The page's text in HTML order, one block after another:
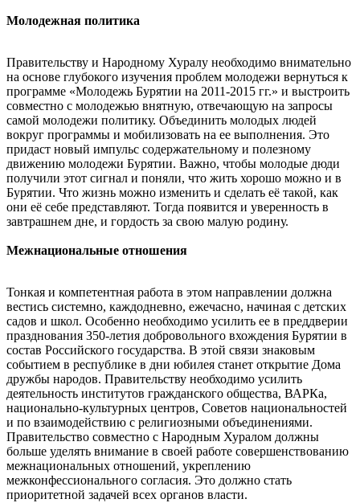
Молодежная политика
Правительству и Народному Хуралу необходимо внимательно
на основе глубокого изучения проблем молодежи вернуться к
программе «Молодежь Бурятии на 2011-2015 гг.» и выстроить
совместно с молодежью внятную, отвечающую на запросы
самой молодежи политику. Объединить молодых людей
вокруг программы и мобилизовать на ее выполнения. Это
придаст новый импульс содержательному и полезному
движению молодежи Бурятии. Важно, чтобы молодые дюди
получили этот сигнал и поняли, что жить хорошо можно и в
Бурятии. Что жизнь можно изменить и сделать её такой, как
они её себе представляют. Тогда появится и уверенность в
завтрашнем дне, и гордость за свою малую родину.
Межнациональные отношения
Тонкая и компетентная работа в этом направлении должна
вестись системно, каждодневно, ежечасно, начиная с детских
садов и школ. Особенно необходимо усилить ее в преддверии
празднования 350-летия добровольного вхождения Бурятии в
состав Российского государства. В этой связи знаковым
событием в республике в дни юбилея станет открытие Дома
дружбы народов. Правительству необходимо усилить
деятельность институтов гражданского общества, ВАРКа,
национально-культурных центров, Советов национальностей
и по взаимодействию с религиозными объединениями.
Правительство совместно с Народным Хуралом должны
больше уделять внимание в своей работе совершенствованию
межнациональных отношений, укреплению
межконфессионального согласия. Это должно стать
приоритетной задачей всех органов власти.